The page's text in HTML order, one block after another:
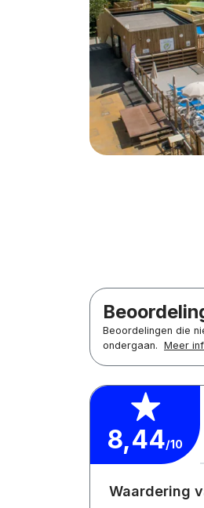
Beoordelingen die
ondergaan. Meer
8,44/10
Waardering